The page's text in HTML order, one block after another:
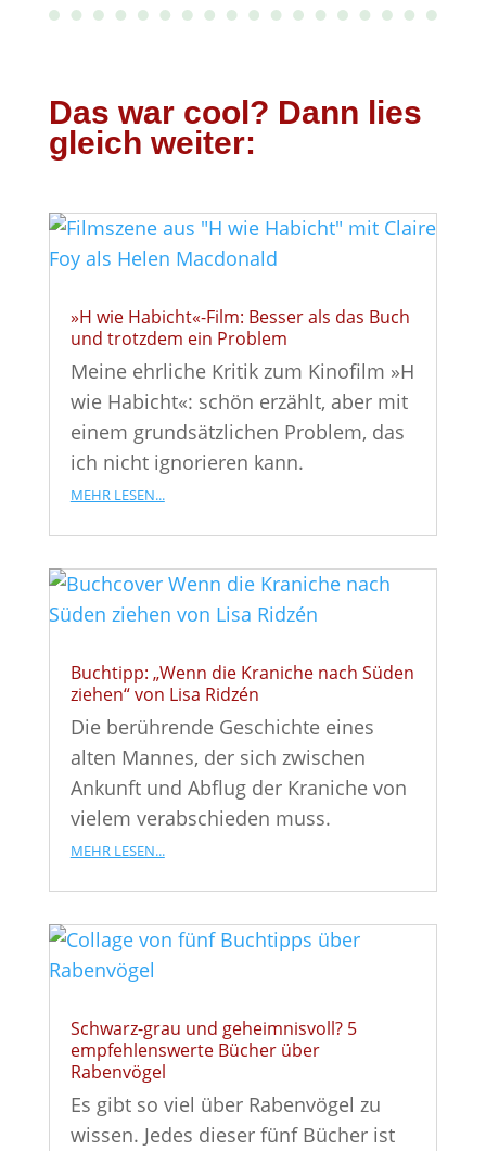
Das war cool? Dann lies
gleich weiter:
»H wie Habicht«-Film: Besser als das Buch
und trotzdem ein Problem
Meine ehrliche Kritik zum Kinofilm »H
wie Habicht«: schön erzählt, aber mit
einem grundsätzlichen Problem, das
ich nicht ignorieren kann.
mehr lesen...
Buchtipp: „Wenn die Kraniche nach Süden
ziehen“ von Lisa Ridzén
Die berührende Geschichte eines
alten Mannes, der sich zwischen
Ankunft und Abflug der Kraniche von
vielem verabschieden muss.
mehr lesen...
Schwarz-grau und geheimnisvoll? 5
empfehlenswerte Bücher über
Rabenvögel
Es gibt so viel über Rabenvögel zu
wissen. Jedes dieser fünf Bücher ist